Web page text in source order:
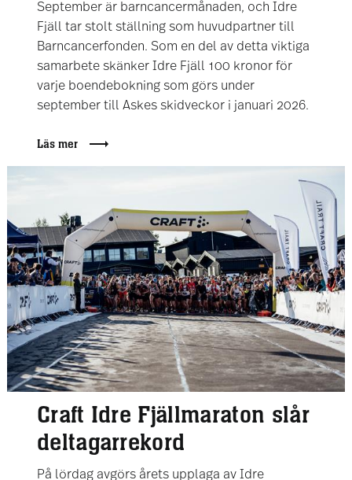
September är barncancermånaden, och Idre
Fjäll tar stolt ställning som huvudpartner till
Barncancerfonden. Som en del av detta viktiga
samarbete skänker Idre Fjäll 100 kronor för
varje boendebokning som görs under
september till Askes skidveckor i januari 2026.
Läs mer
Craft Idre Fjällmaraton slår
deltagarrekord
På lördag avgörs årets upplaga av Idre